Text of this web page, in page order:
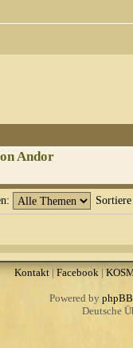
Andor
Kontakt|Facebook|
Powered by phpBB
Deutsche